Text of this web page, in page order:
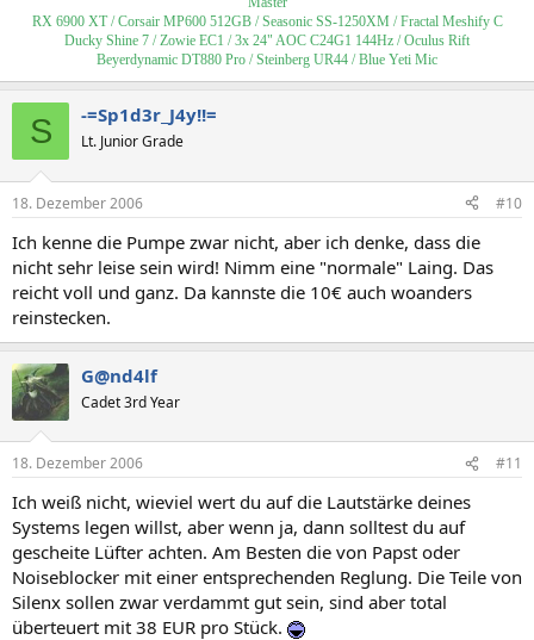
RX 6900 XT / Corsair MP600 512GB / Seasonic SS-1250XM / Fractal Meshify C
Ducky Shine 7 / Zowie EC1 / 3x 24" AOC C24G1 144Hz / Oculus Rift
Beyerdynamic DT880 Pro / Steinberg UR44 / Blue Yeti Mic
S -=Sp1d3r_J4y!!=
Lt. Junior Grade
18. Dezember 2006 #10
Ich kenne die Pumpe zwar nicht, aber ich denke, dass die
nicht sehr leise sein wird! Nimm eine "normale" Laing. Das
reicht voll und ganz. Da kannste die 10€ auch woanders
reinstecken.
G@nd4lf
Cadet 3rd Year
18. Dezember 2006 #11
Ich weiß nicht, wieviel wert du auf die Lautstärke deines
Systems legen willst, aber wenn ja, dann solltest du auf
gescheite Lüfter achten. Am Besten die von Papst oder
Noiseblocker mit einer entsprechenden Reglung. Die Teile von
Silenx sollen zwar verdammt gut sein, sind aber total
überteuert mit 38 EUR pro Stück.